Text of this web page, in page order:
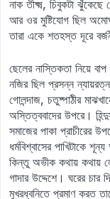
নাক তীক্ষ্ম, চিবুকটা ঝুঁকেছে
আর ওর মুষ্টিযোগ ছিল
তারা একে শতহস্ত দূরে
ছেলের নাস্তিকতা নিয়ে
নজির ছিল প্রসন্ন
গোলন্দাজ, চতুষ্পাঠীর
অস্তিত্ববাদের উপরে।
সমাজের পাকা প্রাচীরের
ধর্মবিশ্বাসের পাখিটাকে
কিন্তু অভীক কথায় কথায়
গাদার উদ্দেশে। ঘরের চার
মুখরধ্বনিতে প্রমাণ করত